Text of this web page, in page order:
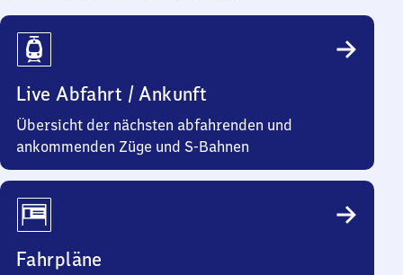
Reiseinfos
Live Abfahrt / Ankunft
Übersicht der nächsten abfahrenden und
ankommenden Züge und S-Bahnen
Fahrpläne